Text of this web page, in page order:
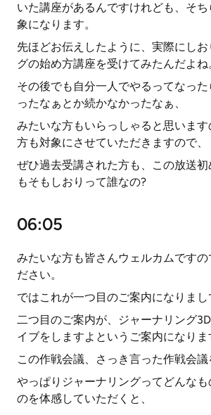
いた講座があるんですけれども、そ
象になります。
先ほどお伝えしたように、実際にし
グの始め方講座を受けてみたんだよね
その後でも自分一人でやるってなっ
ったなぁとか続かなかったなぁ、
みたいな方もいらっしゃると思いま
方も対象にさせていただきますので、
ぜひ過去受講された方も、この放送
もそもしおりって誰なの?
06:05
みたいな方も皆さんウェルカムですの
ださい。
ではこれが一つ目のご案内になりまし
二つ目のご案内が、ジャーナリング
イブをしますよというご案内になりま
この作戦会議、さっき言った作戦会議
やっぱりジャーナリングってどんなも
のを体感していただくと、